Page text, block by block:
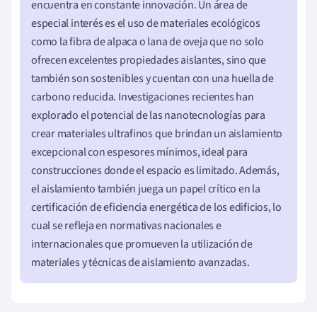
encuentra en constante innovación. Un área de
especial interés es el uso de materiales ecológicos
como la fibra de alpaca o lana de oveja que no solo
ofrecen excelentes propiedades aislantes, sino que
también son sostenibles y cuentan con una huella de
carbono reducida. Investigaciones recientes han
explorado el potencial de las nanotecnologías para
crear materiales ultrafinos que brindan un aislamiento
excepcional con espesores mínimos, ideal para
construcciones donde el espacio es limitado. Además,
el aislamiento también juega un papel crítico en la
certificación de eficiencia energética de los edificios, lo
cual se refleja en normativas nacionales e
internacionales que promueven la utilización de
materiales y técnicas de aislamiento avanzadas.